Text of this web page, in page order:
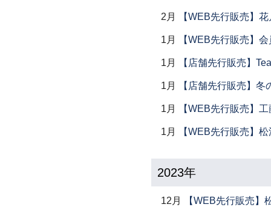
2月 【WEB先行販売】
1月 【WEB先行販売】
1月 【店舗先行販売】
1月 【店舗先行販売】冬
1月 【WEB先行販売】
1月 【WEB先行販売】
2023年
12月 【WEB先行販売】